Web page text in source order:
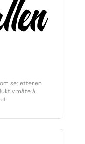
ser etter en
måte å